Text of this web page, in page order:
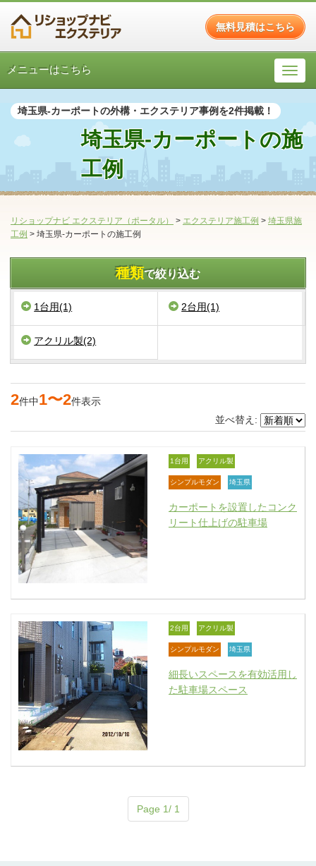
無料見積はこちら
メニューはこちら
埼玉県-カーポートの外構・エクステリア事例を2件掲載！
埼玉県-カーポートの施
工例
リショップナビ エクステリア（ポータル） > エクステリア施工例 > 埼玉県施
工例 > 埼玉県-カーポートの施工例
種類で絞り込む
1台用(1) 2台用(1)
アクリル製(2)
2件中1〜2件表示
並べ替え:
1台用 アクリル製
シンプルモダン 埼玉県
カーポートを設置したコンク
リート仕上げの駐車場
2台用 アクリル製
シンプルモダン 埼玉県
細長いスペースを有効活用し
た駐車場スペース
Page 1/ 1